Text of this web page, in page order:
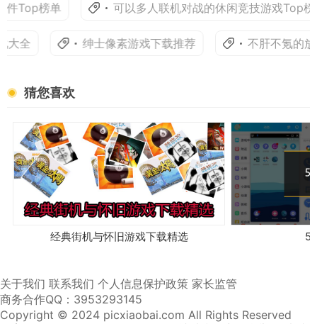
Top榜单 可以多人联机对战的休闲竞技游戏Top榜单
全 绅士像素游戏下载推荐 不肝不氪的放
猜您喜欢
经典街机与怀旧游戏下载精选
关于我们 联系我们 个人信息保护政策 家长监管
商务合作QQ：3953293145
Copyright © 2024 picxiaobai.com All Rights Reserved